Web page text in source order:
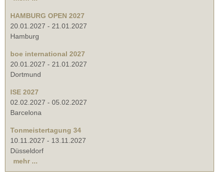
HAMBURG OPEN 2027
20.01.2027 - 21.01.2027
Hamburg
boe international 2027
20.01.2027 - 21.01.2027
Dortmund
ISE 2027
02.02.2027 - 05.02.2027
Barcelona
Tonmeistertagung 34
10.11.2027 - 13.11.2027
Düsseldorf
mehr ...